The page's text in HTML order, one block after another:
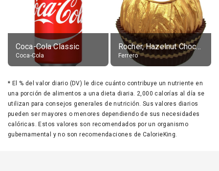
Coca-Cola Classic
Coca-Cola
Rocher, Hazelnut Chocolate Ball
Ferrero
* El % del valor diario (DV) le dice cuánto contribuye un nutriente en
una porción de alimentos a una dieta diaria. 2,000 calorías al día se
utilizan para consejos generales de nutrición. Sus valores diarios
pueden ser mayores o menores dependiendo de sus necesidades
calóricas. Estos valores son recomendados por un organismo
gubernamental y no son recomendaciones de CalorieKing.